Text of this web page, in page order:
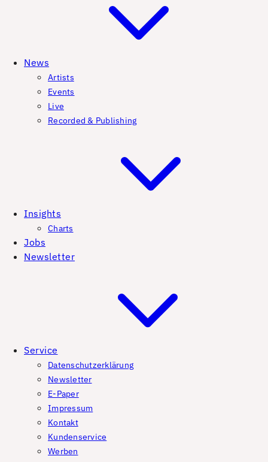
News
Artists
Events
Live
Recorded & Publishing
Insights
Charts
Jobs
Newsletter
Service
Datenschutzerklärung
Newsletter
E-Paper
Impressum
Kontakt
Kundenservice
Werben